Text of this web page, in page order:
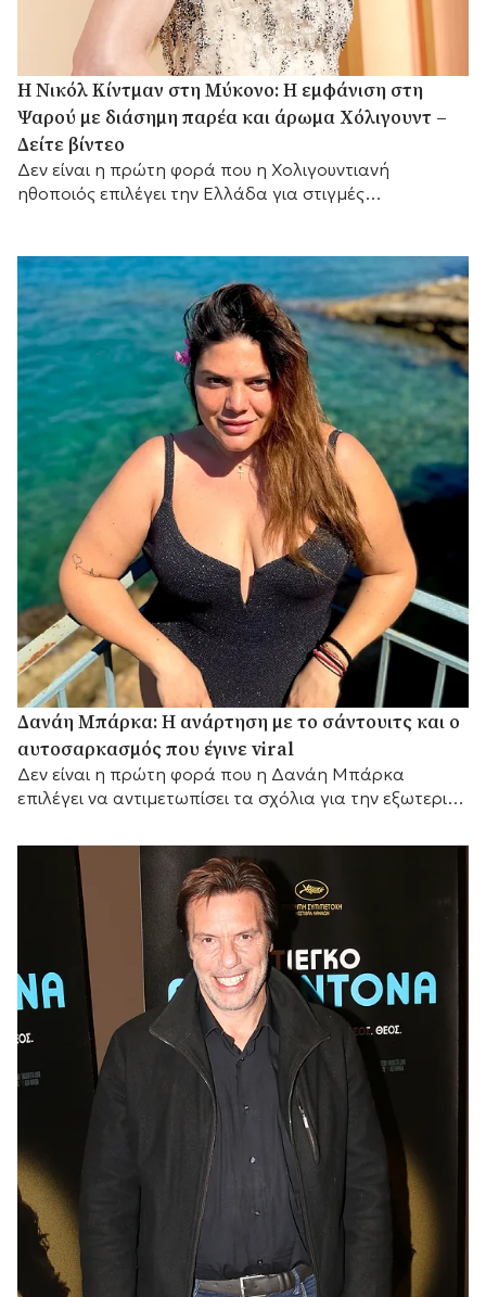
H Νικόλ Κίντμαν στη Μύκονο: Η εμφάνιση στη
Ψαρού με διάσημη παρέα και άρωμα Χόλιγουντ –
Δείτε βίντεο
Δεν είναι η πρώτη φορά που η Χολιγουντιανή
ηθοποιός επιλέγει την Ελλάδα για στιγμές
Δανάη Μπάρκα: Η ανάρτηση με το σάντουιτς και ο
αυτοσαρκασμός που έγινε viral
Δεν είναι η πρώτη φορά που η Δανάη Μπάρκα
επιλέγει να αντιμετωπίσει τα σχόλια για την εξωτερική